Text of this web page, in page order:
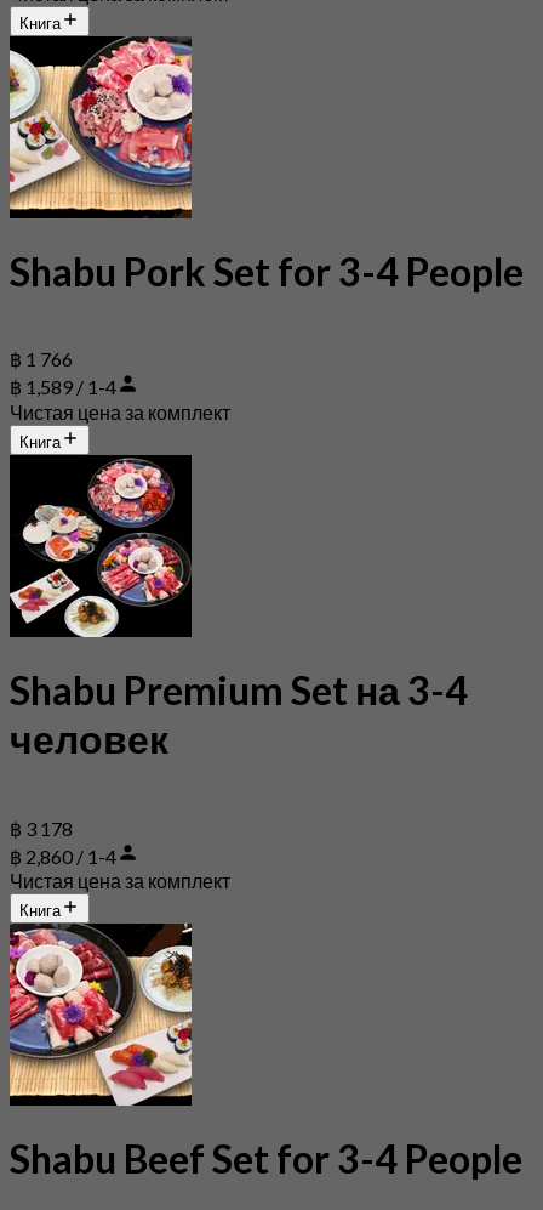
Книга
Shabu Pork Set for 3-4 People
฿ 1 766
฿ 1,589 / 1-4
Чистая цена за комплект
Книга
Shabu Premium Set на 3-4
человек
฿ 3 178
฿ 2,860 / 1-4
Чистая цена за комплект
Книга
Shabu Beef Set for 3-4 People